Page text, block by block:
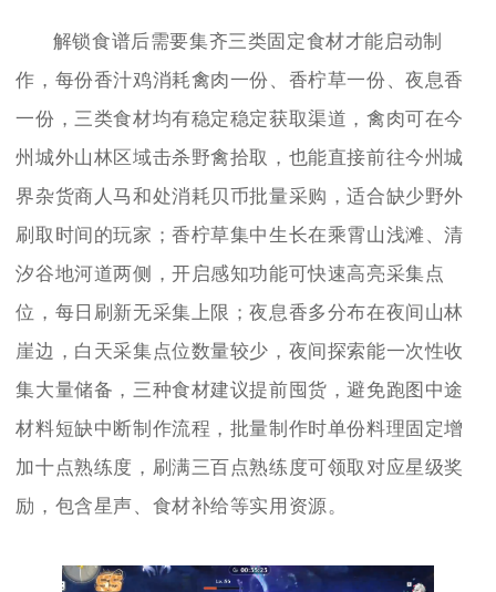
解锁食谱后需要集齐三类固定食材才能启动制
作，每份香汁鸡消耗禽肉一份、香柠草一份、夜息香
一份，三类食材均有稳定稳定获取渠道，禽肉可在今
州城外山林区域击杀野禽拾取，也能直接前往今州城
界杂货商人马和处消耗贝币批量采购，适合缺少野外
刷取时间的玩家；香柠草集中生长在乘霄山浅滩、清
汐谷地河道两侧，开启感知功能可快速高亮采集点
位，每日刷新无采集上限；夜息香多分布在夜间山林
崖边，白天采集点位数量较少，夜间探索能一次性收
集大量储备，三种食材建议提前囤货，避免跑图中途
材料短缺中断制作流程，批量制作时单份料理固定增
加十点熟练度，刷满三百点熟练度可领取对应星级奖
励，包含星声、食材补给等实用资源。